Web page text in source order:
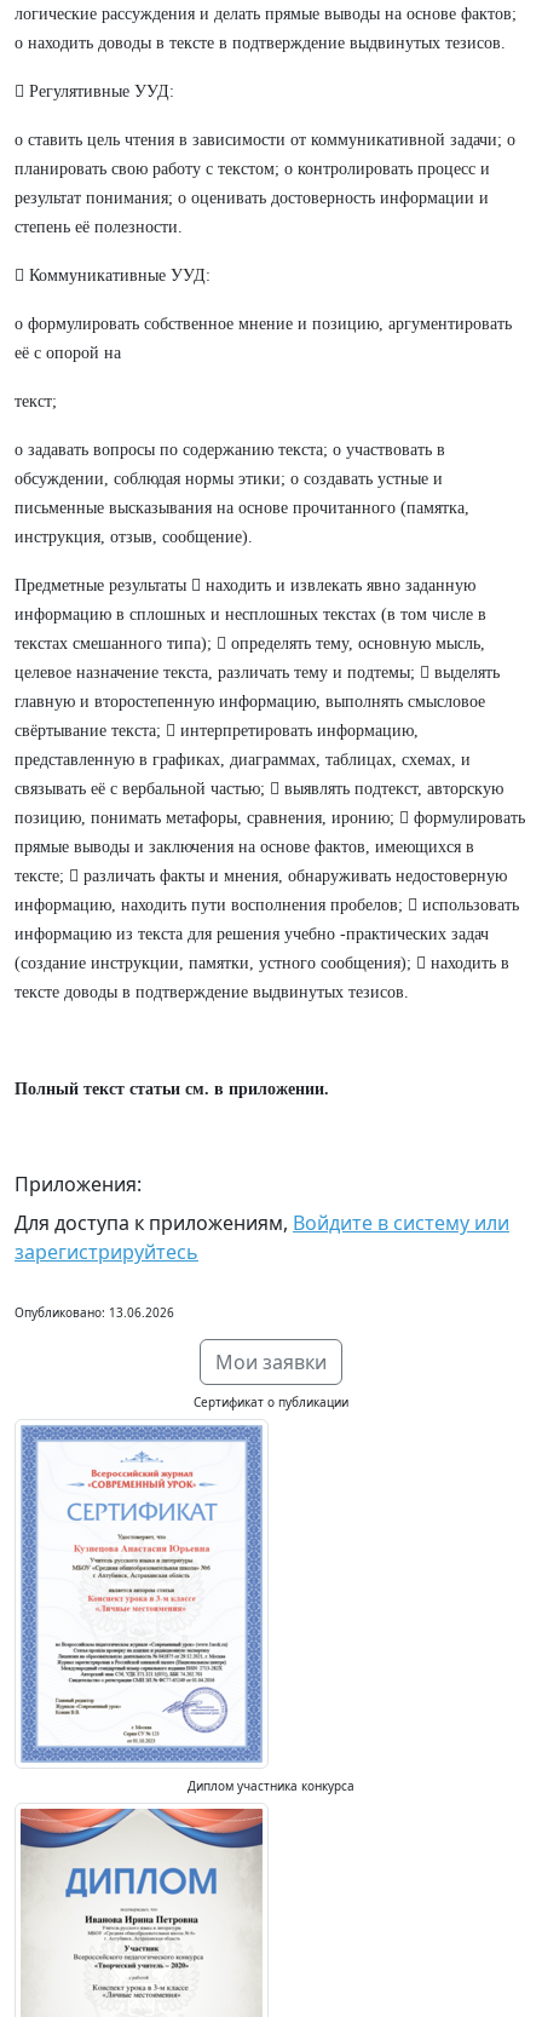
логические рассуждения и делать прямые выводы на основе фактов;
o находить доводы в тексте в подтверждение выдвинутых тезисов.
 Регулятивные УУД:
o ставить цель чтения в зависимости от коммуникативной задачи; o
планировать свою работу с текстом; o контролировать процесс и
результат понимания; o оценивать достоверность информации и
степень её полезности.
 Коммуникативные УУД:
o формулировать собственное мнение и позицию, аргументировать
её с опорой на
текст;
o задавать вопросы по содержанию текста; o участвовать в
обсуждении, соблюдая нормы этики; o создавать устные и
письменные высказывания на основе прочитанного (памятка,
инструкция, отзыв, сообщение).
Предметные результаты  находить и извлекать явно заданную
информацию в сплошных и несплошных текстах (в том числе в
текстах смешанного типа);  определять тему, основную мысль,
целевое назначение текста, различать тему и подтемы;  выделять
главную и второстепенную информацию, выполнять смысловое
свёртывание текста;  интерпретировать информацию,
представленную в графиках, диаграммах, таблицах, схемах, и
связывать её с вербальной частью;  выявлять подтекст, авторскую
позицию, понимать метафоры, сравнения, иронию;  формулировать
прямые выводы и заключения на основе фактов, имеющихся в
тексте;  различать факты и мнения, обнаруживать недостоверную
информацию, находить пути восполнения пробелов;  использовать
информацию из текста для решения учебно -практических задач
(создание инструкции, памятки, устного сообщения);  находить в
тексте доводы в подтверждение выдвинутых тезисов.
Полный текст статьи см. в приложении.
Приложения:
Для доступа к приложениям, Войдите в систему или
зарегистрируйтесь
Опубликовано: 13.06.2026
Мои заявки
Сертификат о публикации
Диплом участника конкурса